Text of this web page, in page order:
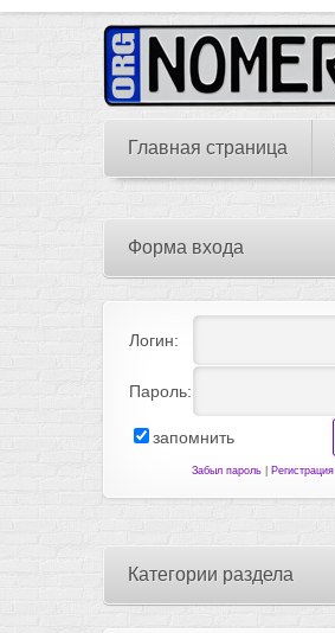
Главная страница
Форма входа
Логин:
Пароль:
запомнить
Забыл пароль Регистрация
Категории раздела